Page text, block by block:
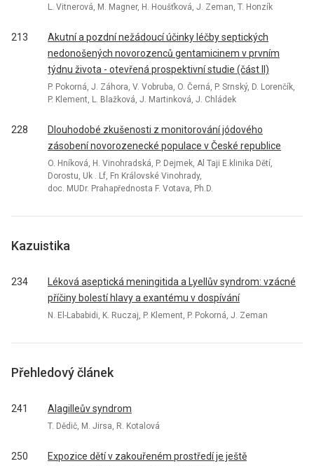
L. Vitnerová, M. Magner, H. Houšťková, J. Zeman, T. Honzík
213
Akutní a pozdní nežádoucí účinky léčby septických
nedonošených novorozenců gentamicinem v prvním
týdnu života - otevřená prospektivní studie (část II)
P. Pokorná, J. Záhora, V. Vobruba, O. Černá, P. Srnský, D. Lorenčík,
P. Klement, L. Blažková, J. Martinková, J. Chládek
228
Dlouhodobé zkušenosti z monitorování jódového
zásobení novorozenecké populace v České republice
O. Hníková, H. Vinohradská, P. Dejmek, Al Taji E.klinika Dětí,
Dorostu, Uk . Lf, Fn Královské Vinohrady,
doc. MUDr. Prahapřednosta F. Votava, Ph.D.
Kazuistika
234
Léková aseptická meningitida a Lyellův syndrom: vzácné
příčiny bolestí hlavy a exantému v dospívání
N. El-Lababidi, K. Ruczaj, P. Klement, P. Pokorná, J. Zeman
Přehledový článek
241 Alagilleův syndrom
T. Dědič, M. Jirsa, R. Kotalová
250
Expozice dětí v zakouřeném prostředí je ještě